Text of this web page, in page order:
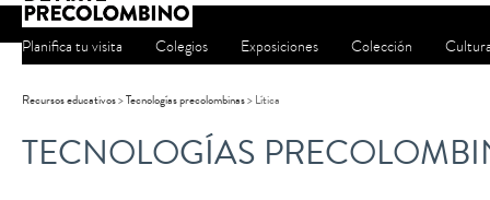
Planifica tu visita Colegios Exposiciones Colección
Recursos educativos>Tecnologías precolombinas> Lítica
TECNOLOGÍAS